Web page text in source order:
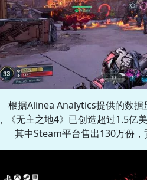
根据Alinea Analytics提供的数
《无主之地4》已创造超过1.5亿
其中Steam平台售出130万份，